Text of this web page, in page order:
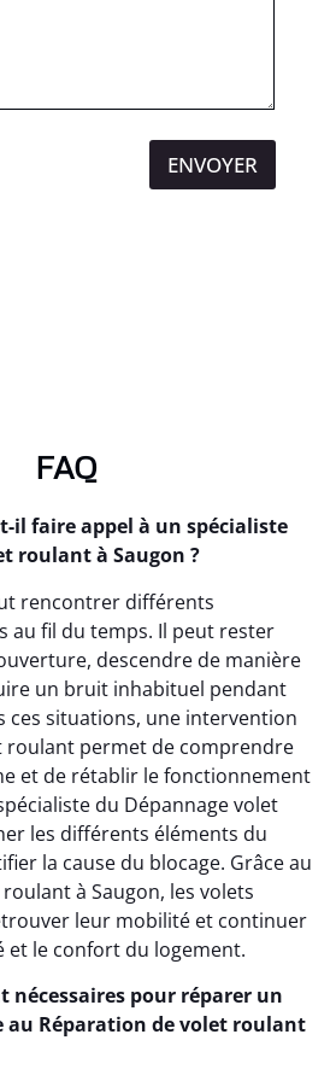
ENVOYER
FAQ
il faire appel à un spécialiste
roulant à Saugon ?
rencontrer différents
au fil du temps. Il peut rester
descendre de manière
un bruit inhabituel pendant
ces situations, une intervention
roulant permet de comprendre
et de rétablir le fonctionnement
du Dépannage volet
les différents éléments du
la cause du blocage. Grâce au
à Saugon, les volets
leur mobilité et continuer
et le confort du logement.
nécessaires pour réparer un
au Réparation de volet roulant